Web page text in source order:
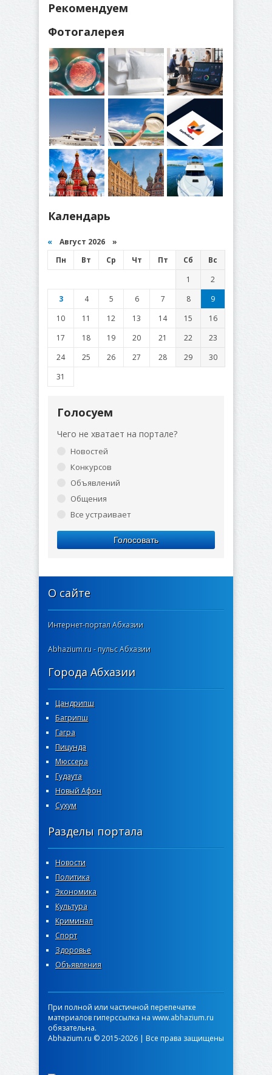
Рекомендуем
Фотогалерея
Календарь
« Август 2026 »
Пн
Вт Ср Чт Пт Сб
Вс
1
2
3
4 5 6 7 8
9
10
11 12 13 14 15
16
17
18 19 20 21 22
23
24
25 26 27 28 29
30
31
Голосуем
Чего не хватает на портале?
Новостей
Конкурсов
Объявлений
Общения
Все устраивает
Голосовать
О сайте
Интернет-портал Абхазии
Abhazium.ru - пульс Абхазии
Города Абхазии
Цандрипш
Багрипш
Гагра
Пицунда
Мюссера
Гудаута
Новый Афон
Сухум
Разделы портала
Новости
Политика
Экономика
Культура
Криминал
Спорт
Здоровье
Объявления
При полной или частичной перепечатке
материалов гиперссылка на www.abhazium.ru
обязательна.
Abhazium.ru © 2015-2026 | Все права защищены